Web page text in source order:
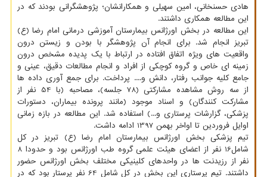
هادی حسنخانی، امین سهیلی و همکارانشان؛ پژوهشگرانی بودند که در
این مطالعه همکاری داشتند.
این مطالعه در بخش اورژانس بیمارستان آموزشی درمانی امام رضا (ع)
تبریز انجام شد. برای انجام آن پژوهشگر با بودن و زیستن درون
واقعیت های ویژه اتفاق افتاده در ارتباط با یک پدیده مشخص درون
زمینه ای خاص و گروه کوچکی از افراد و انجام مطالعات دقیق، عینی و
جامع کلیه جوانب رفتار، دانش و.... پرداخت. برای جمع آوری داده ها
از سه روش مشاهده مشارکتی (78 جلسه)، مصاحبه (با 54 نفر از
مشارکت کنندگان) و اسناد موجود (مانند پرونده بیماران، دستورات
پزشکی، گزارشات پرستاری و...) استفاده شد. این مطالعه در بازه زمانی
اوایل فروردین تا اواخر بهمن 1397 ادامه داشت.
تیم پزشکی بخش اورژانس بیمارستان امام رضا (ع) تبریز در کل
شامل16 نفر از اعضای هیئت علمی گروه طب اورژانس بود و حدودا 8
نفر از رزیدنت ها در واحدهای کلینیکی مختلف بخش اورژانس حضور
داشتند. تیم پرستاری این بخش در کل شامل 64 نفر پرستار بود که در